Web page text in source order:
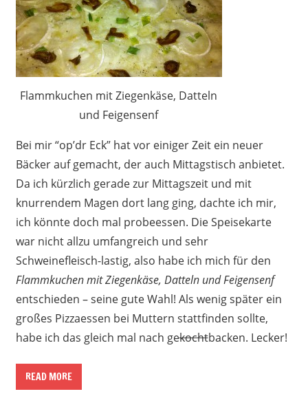
Flammkuchen mit Ziegenkäse, Datteln
und Feigensenf
Bei mir “op’dr Eck” hat vor einiger Zeit ein neuer
Bäcker auf gemacht, der auch Mittagstisch anbietet.
Da ich kürzlich gerade zur Mittagszeit und mit
knurrendem Magen dort lang ging, dachte ich mir,
ich könnte doch mal probeessen. Die Speisekarte
war nicht allzu umfangreich und sehr
Schweinefleisch-lastig, also habe ich mich für den
Flammkuchen mit Ziegenkäse, Datteln und Feigensenf
entschieden – seine gute Wahl! Als wenig später ein
großes Pizzaessen bei Muttern stattfinden sollte,
habe ich das gleich mal nach gekochtbacken. Lecker!
READ MORE